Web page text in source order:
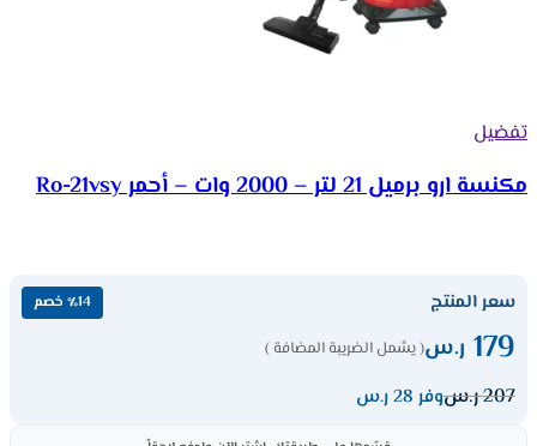
تفضيل
مكنسة ارو برميل 21 لتر – 2000 وات – أحمر Ro-21vsy
سعر المنتج ٪14 خصم
179 ر.س( يشمل الضريبة المضافة )
207ر.سوفر 28 ر.س